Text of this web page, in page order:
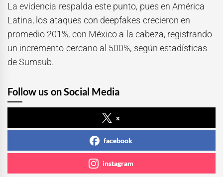
La evidencia respalda este punto, pues en América
Latina, los ataques con deepfakes crecieron en
promedio 201%, con México a la cabeza, registrando
un incremento cercano al 500%, según estadísticas
de Sumsub.
Follow us on Social Media
x
facebook
instagram